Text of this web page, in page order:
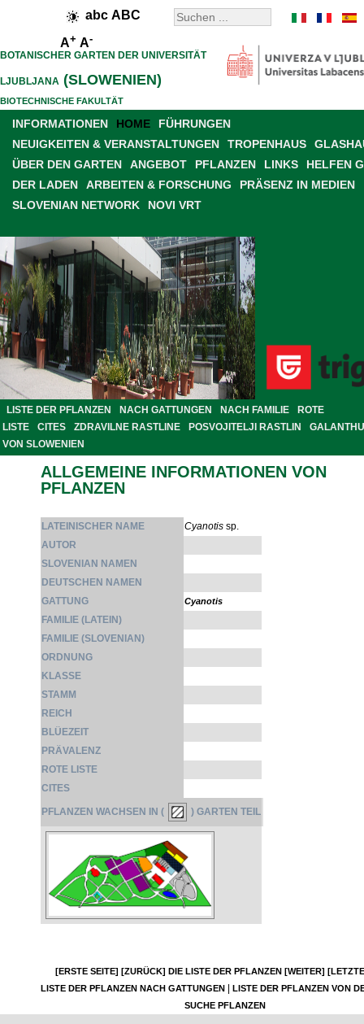
abc ABC
A+ A-
BOTANISCHER GARTEN DER UNIVERSITÄT
LJUBLJANA (SLOWENIEN)
BIOTECHNISCHE FAKULTÄT
INFORMATIONEN HOME
FÜHRUNGEN
NEUIGKEITEN & VERANSTALTUNGEN
TROPENHAUS
ÜBER DEN GARTEN
ANGEBOT PFLANZEN LINKS
HELFEN
DER LADEN
ARBEITEN & FORSCHUNG
PRÄSENZ IN MEDIEN
SLOVENIAN NETWORK
NOVI VRT
LISTE DER PFLANZEN NACH GATTUNGEN NACH FAMILIE
ROTE
LISTE
CITES ZDRAVILNE RASTLINE POSVOJITELJI RASTLIN
VON SLOWENIEN
ALLGEMEINE INFORMATIONEN VON
PFLANZEN
LATEINISCHER NAME Cyanotis sp.
AUTOR
SLOVENIAN NAMEN
DEUTSCHEN NAMEN
GATTUNG
Cyanotis
FAMILIE (LATEIN)
FAMILIE (SLOVENIAN)
ORDNUNG
KLASSE
STAMM
REICH
BLÜEZEIT
PRÄVALENZ
ROTE LISTE
CITES
PFLANZEN WACHSEN IN ( ) GARTEN TEIL
[ERSTE SEITE] [ZURÜCK] DIE LISTE DER PFLANZEN [WEITER]
LISTE DER PFLANZEN NACH GATTUNGEN
LISTE DER PFLANZEN VON
SUCHE PFLANZEN